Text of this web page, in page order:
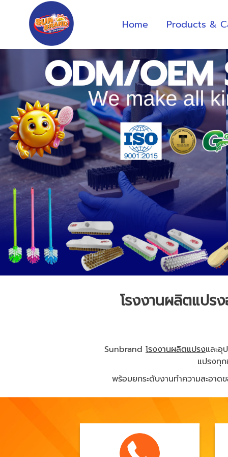
Home Products &
โรงงานผลิตแปร
Sunbrand โรงงานผลิตแปรงและอุ
แปรงทุ
พร้อมยกระดับงานทำความสะอาด